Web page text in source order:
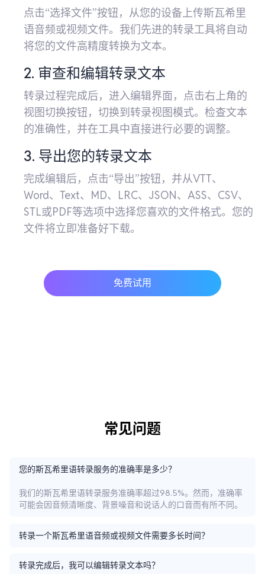
点击“选择文件”按钮，从您的设备上传斯瓦希里
语音频或视频文件。我们先进的转录工具将自动
将您的文件高精度转换为文本。
2. 审查和编辑转录文本
转录过程完成后，进入编辑界面，点击右上角的
视图切换按钮，切换到转录视图模式。检查文本
的准确性，并在工具中直接进行必要的调整。
3. 导出您的转录文本
完成编辑后，点击“导出”按钮，并从VTT、
Word、Text、MD、LRC、JSON、ASS、CSV、
STL或PDF等选项中选择您喜欢的文件格式。您的
文件将立即准备好下载。
免费试用
常见问题
您的斯瓦希里语转录服务的准确率是多少？
我们的斯瓦希里语转录服务准确率超过98.5%。然而，准确率
可能会因音频清晰度、背景噪音和说话人的口音而有所不同。
转录一个斯瓦希里语音频或视频文件需要多长时间？
转录完成后，我可以编辑转录文本吗？